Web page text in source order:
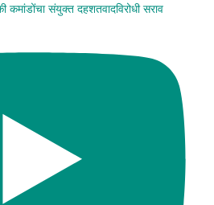
कमांडोंचा संयुक्त दहशतवादविरोधी सराव